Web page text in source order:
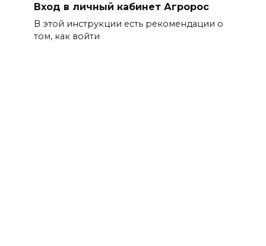
Вход в личный кабинет Агророс
В этой инструкции есть рекомендации о
том, как войти